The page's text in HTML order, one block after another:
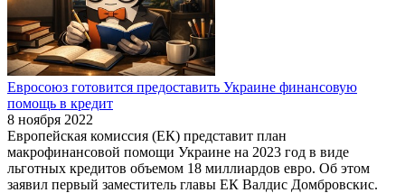
Евросоюз готовится предоставить Украине финансовую
помощь в кредит
8 ноября 2022
Европейская комиссия (ЕК) представит план
макрофинансовой помощи Украине на 2023 год в виде
льготных кредитов объемом 18 миллиардов евро. Об этом
заявил первый заместитель главы ЕК Валдис Домбровскис.